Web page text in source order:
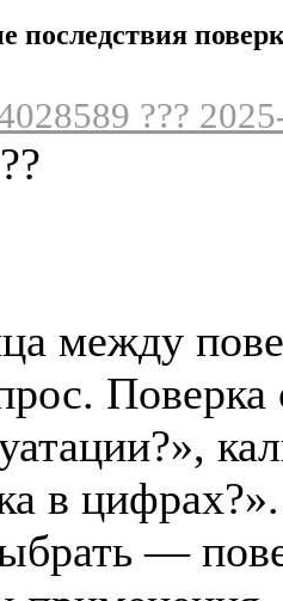
последствия
???
между
Поверка
в цифрах?».
—